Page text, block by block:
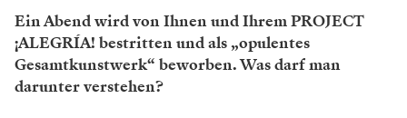
Ein Abend wird von Ihnen und Ihrem PROJECT
¡ALEGRÍA! bestritten und als „opulentes
Gesamtkunstwerk“ beworben. Was darf man
darunter verstehen?